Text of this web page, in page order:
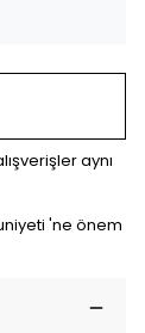
aynı
'ne önem